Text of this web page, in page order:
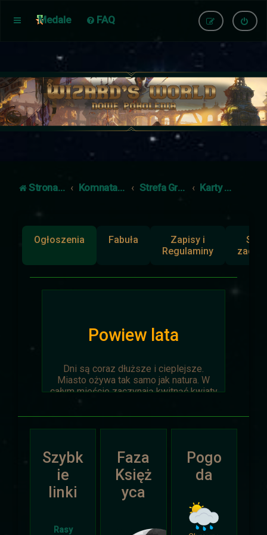
Medale FAQ
Strona główna Komnata Dowodzenia Strefa Gracza Karty Postaci
Ogłoszenia Fabuła
Zapisy i
Regulaminy
Powiew lata
Dni są coraz dłuższe i cieplejsze.
Miasto ożywa tak samo jak natura. W
całym mieście zaczynają kwitnąć kwiaty
niej udział niech napisze do
Dariusza.
Otrzyma mały upominek.
Atak Zimy i Święta
Szybk
ie
linki
Rasy
Faza
Księż
yca
Pogo
da